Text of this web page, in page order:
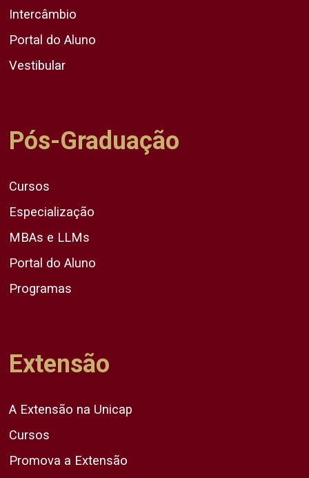
Intercâmbio
Portal do Aluno
Vestibular
Pós-Graduação
Cursos
Especialização
MBAs e LLMs
Portal do Aluno
Programas
Extensão
A Extensão na Unicap
Cursos
Promova a Extensão